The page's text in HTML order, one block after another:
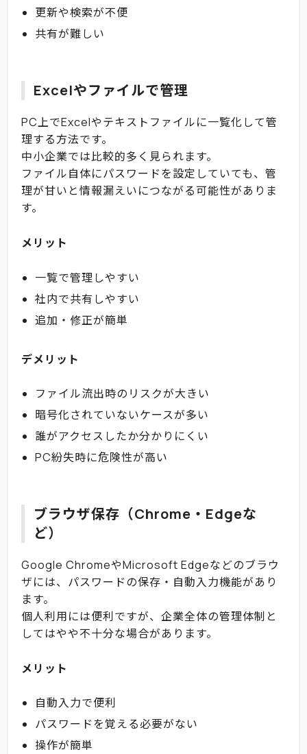
更新や検索が不便
共有が難しい
Excelやファイルで管理
PC上でExcelやテキストファイルに一覧化して管
理する方法です。
中小企業では比較的多く見られます。
ファイル自体にパスワードを設定していても、管
理が甘いと情報漏えいにつながる可能性がありま
す。
メリット
一覧で管理しやすい
社内で共有しやすい
追加・修正が簡単
デメリット
ファイル流出時のリスクが大きい
暗号化されていないケースが多い
誰がアクセスしたか分かりにくい
PC紛失時に危険性が高い
ブラウザ保存（Chrome・Edgeな
ど）
Google ChromeやMicrosoft Edgeなどのブラウ
ザには、パスワードの保存・自動入力機能があり
ます。
個人利用には便利ですが、企業全体の管理体制と
してはやや不十分な場合があります。
メリット
自動入力で便利
パスワードを覚える必要がない
操作が簡単